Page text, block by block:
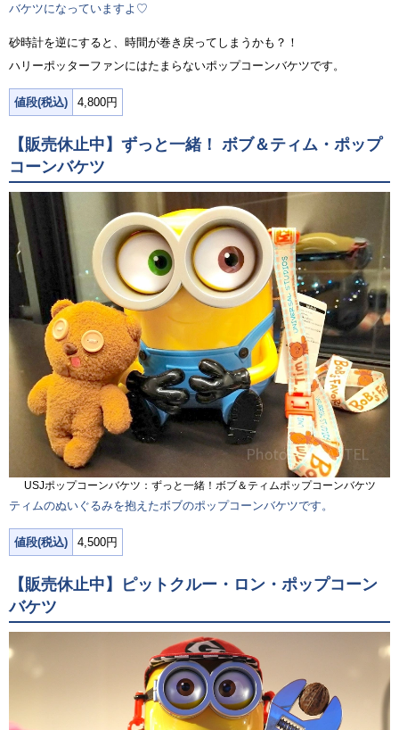
バケツになっていますよ♡
砂時計を逆にすると、時間が巻き戻ってしまうかも？！
ハリーポッターファンにはたまらないポップコーンバケツです。
値段(税込) 4,800円
【販売休止中】ずっと一緒！ ボブ＆ティム・ポップ
コーンバケツ
USJポップコーンバケツ：ずっと一緒！ボブ＆ティムポップコーンバケツ
ティムのぬいぐるみを抱えたボブのポップコーンバケツです。
値段(税込) 4,500円
【販売休止中】ピットクルー・ロン・ポップコーン
バケツ